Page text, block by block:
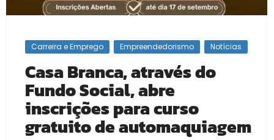
Carreira e Emprego Empreendedorismo Notícias
Casa Branca, através do
Fundo Social, abre
inscrições para curso
gratuito de automaquiagem